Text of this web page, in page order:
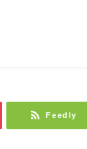
Feedly